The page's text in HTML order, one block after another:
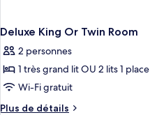
Deluxe King Or Twin Room
2 personnes
1 très grand lit OU 2 lits 1 place
Wi-Fi gratuit
Plus de détails
Plus